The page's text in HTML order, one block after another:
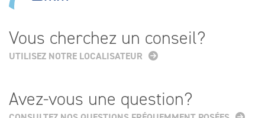
Vous cherchez un conseil?
UTILISEZ NOTRE LOCALISATEUR
Avez-vous une question?